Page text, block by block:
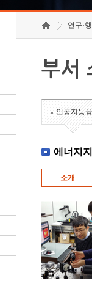
연구·
부서
인공지능
에너지
소개